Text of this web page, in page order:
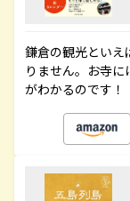
鎌倉の観光といえ
りません。お寺
がわかるのです！